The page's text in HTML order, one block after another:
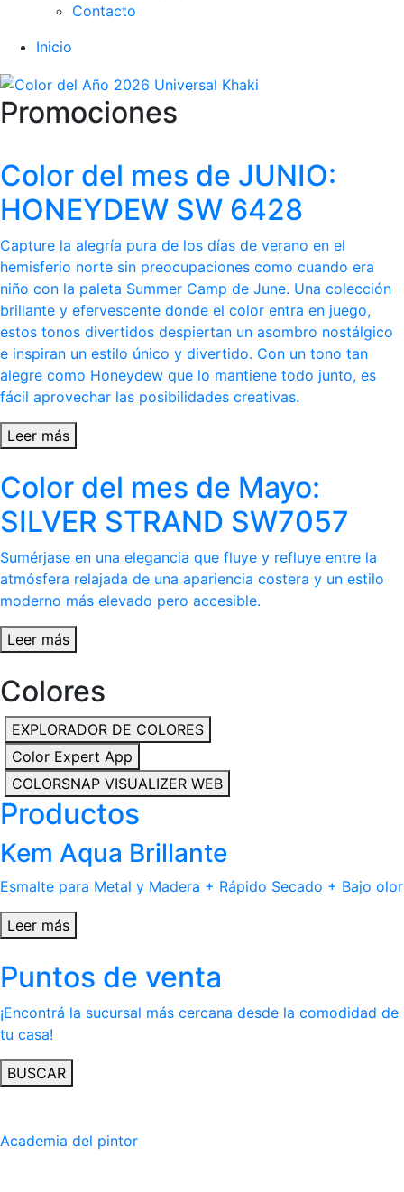
Contacto
Inicio
Promociones
Color del mes de JUNIO:
HONEYDEW SW 6428
Capture la alegría pura de los días de verano en el
hemisferio norte sin preocupaciones como cuando era
niño con la paleta Summer Camp de June. Una colección
brillante y efervescente donde el color entra en juego,
estos tonos divertidos despiertan un asombro nostálgico
e inspiran un estilo único y divertido. Con un tono tan
alegre como Honeydew que lo mantiene todo junto, es
fácil aprovechar las posibilidades creativas.
Leer más
Color del mes de Mayo:
SILVER STRAND SW7057
Sumérjase en una elegancia que fluye y refluye entre la
atmósfera relajada de una apariencia costera y un estilo
moderno más elevado pero accesible.
Leer más
Colores
EXPLORADOR DE COLORES
Color Expert App
COLORSNAP VISUALIZER WEB
Productos
Kem Aqua Brillante
Esmalte para Metal y Madera + Rápido Secado + Bajo olor
Leer más
Puntos de venta
¡Encontrá la sucursal más cercana desde la comodidad de
tu casa!
BUSCAR
Academia del pintor